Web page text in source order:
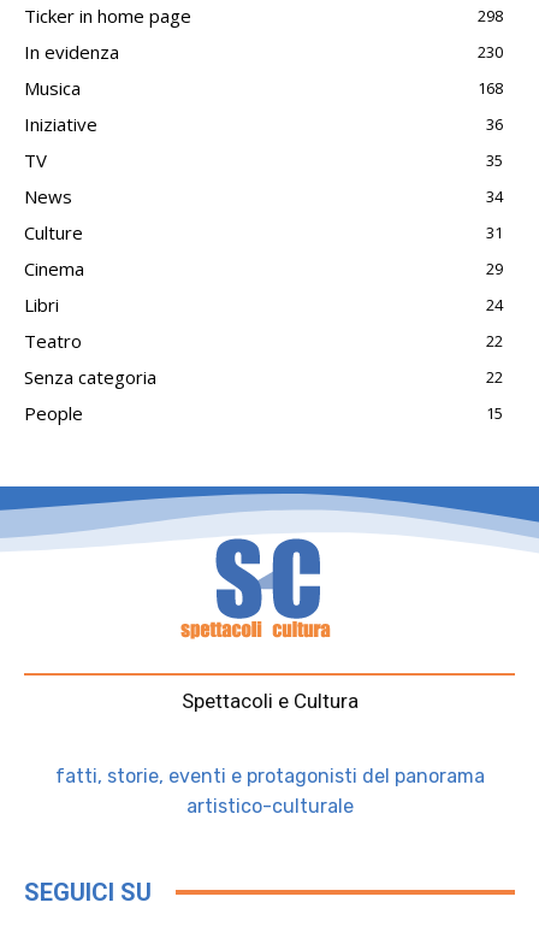
Ticker in home page 298
In evidenza 230
Musica 168
Iniziative 36
TV 35
News 34
Culture 31
Cinema 29
Libri 24
Teatro 22
Senza categoria 22
People 15
Spettacoli e Cultura
fatti, storie, eventi e protagonisti del panorama
artistico-culturale
SEGUICI SU